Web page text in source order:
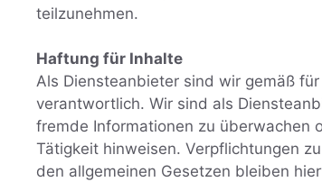
teilzunehmen.
Haftung für Inhalte
Als Diensteanbieter sind wir gemäß
verantwortlich. Wir sind als
fremde Informationen zu überwachen
Tätigkeit hinweisen. Verpflichtungen
den allgemeinen Gesetzen bleiben